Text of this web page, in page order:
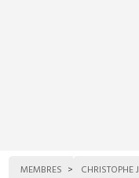
MEMBRES CHRISTOPHE J